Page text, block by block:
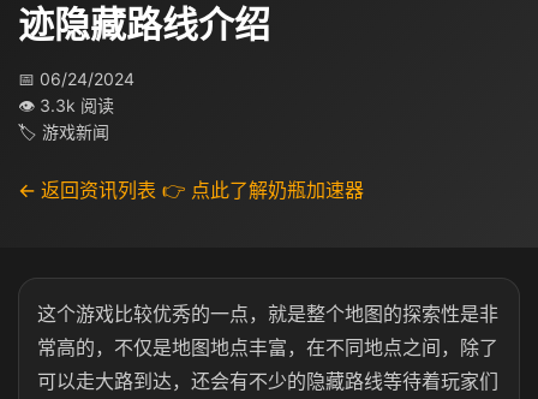
迹隐藏路线介绍
📅 06/24/2024
👁 3.3k 阅读
🏷 游戏新闻
← 返回资讯列表 👉 点此了解奶瓶加速器
这个游戏比较优秀的一点，就是整个地图的探索性是非
常高的，不仅是地图地点丰富，在不同地点之间，除了
可以走大路到达，还会有不少的隐藏路线等待着玩家们